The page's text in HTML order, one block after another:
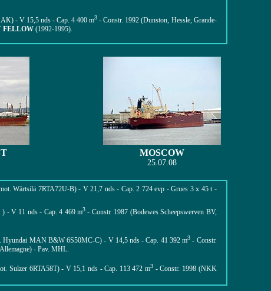
- V 15,5 nds - Cap. 4 400 m3 -Constr. 1992 (Dunston, Hessle, Grande-
FELLOW(1992-1995).
MOSCOW
25.07.08
Wärtsilä 7RTA72U-B) - V 21,7 nds - Cap. 2 724 evp - Grues 3 x 45 t -
- V 11 nds - Cap. 4 469 m3- Constr. 1987 (Bodewes Scheepswerven BV,
Hyundai MAN B&W 6S50MC-C) - V 14,5 nds - Cap. 41 392 m3 - Constr.
- Pav. MHL.
Sulzer 6RTA58T) - V 15,1 nds - Cap. 113 472 m3 - Constr. 1998 (NKK